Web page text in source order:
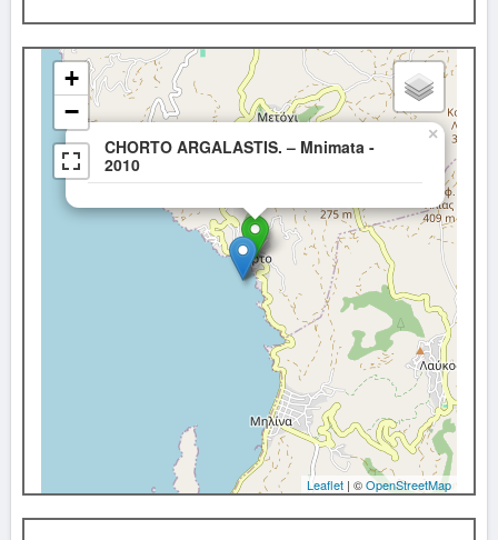
CHORTO ARGALASTIS. – Mnimata -
2010
×
+
−
Leaflet | ©OpenStreetMap